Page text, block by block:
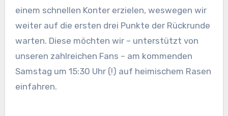
einem schnellen Konter erzielen, weswegen wir
weiter auf die ersten drei Punkte der Rückrunde
warten. Diese möchten wir – unterstützt von
unseren zahlreichen Fans – am kommenden
Samstag um 15:30 Uhr (!) auf heimischem Rasen
einfahren.